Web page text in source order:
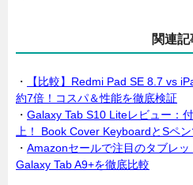
関連記
・
【比較】Redmi Pad SE 8.7 vs
約7倍！コスパ＆性能を徹底検証
・ Galaxy Tab S10 Liteレビュー：
上！ Book Cover KeyboardとSペ
・ Amazonセールで注目のタブレ
Galaxy Tab A9+を徹底比較